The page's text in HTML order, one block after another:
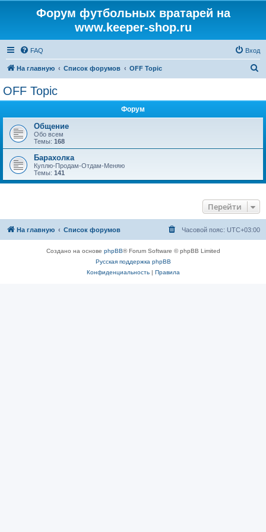
Форум футбольных вратарей на
www.keeper-shop.ru
FAQ Вход
На главную Список форумов OFF Topic
OFF Topic
Форум
Общение
Обо всем
Темы: 168
Барахолка
Куплю-Продам-Отдам-Меняю
Темы: 141
Перейти
На главную Список форумов Часовой пояс: UTC+03:00
Создано на основе phpBB® Forum Software © phpBB Limited
Русская поддержка phpBB
Конфиденциальность| Правила